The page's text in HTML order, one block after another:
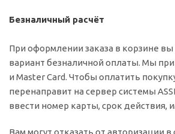
Безналичный расчёт
При оформлении заказа в корзине
вариант безналичной оплаты. Мы
и Master Card. Чтобы оплатить
перенаправит на сервер системы
ввести номер карты, срок действия,
Вам могут отказать от авторизации в